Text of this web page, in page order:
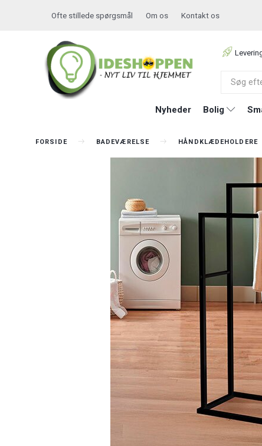
Ofte stillede spørgsmål Om os Kontakt os
Nyheder Bolig
FORSIDE BADEVÆRELSE HÅNDKLÆDEHOLDERE